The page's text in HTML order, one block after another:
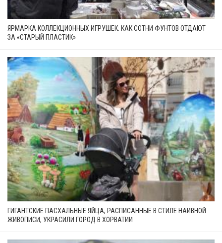
ЯРМАРКА КОЛЛЕКЦИОННЫХ ИГРУШЕК: КАК СОТНИ ФУНТОВ ОТДАЮТ
ЗА «СТАРЫЙ ПЛАСТИК»
ГИГАНТСКИЕ ПАСХАЛЬНЫЕ ЯЙЦА, РАСПИСАННЫЕ В СТИЛЕ НАИВНОЙ
ЖИВОПИСИ, УКРАСИЛИ ГОРОД В ХОРВАТИИ